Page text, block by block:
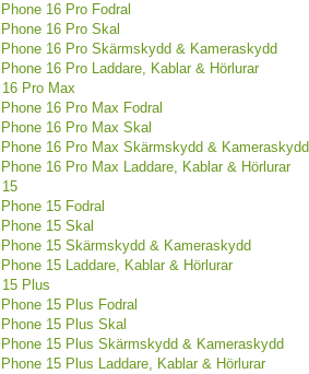
16 Pro Fodral
16 Pro Skal
16 Pro Skärmskydd & Kameraskydd
16 Pro Laddare, Kablar & Hörlurar
Pro Max
16 Pro Max Fodral
16 Pro Max Skal
16 Pro Max Skärmskydd & Kameraskydd
16 Pro Max Laddare, Kablar & Hörlurar
15 Fodral
15 Skal
15 Skärmskydd & Kameraskydd
15 Laddare, Kablar & Hörlurar
Plus
15 Plus Fodral
15 Plus Skal
15 Plus Skärmskydd & Kameraskydd
15 Plus Laddare, Kablar & Hörlurar